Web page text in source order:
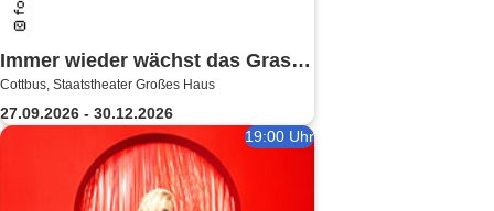
Immer wieder wächst das Gras -
Staatstheater Cottbus
Cottbus, Staatstheater Großes Haus
27.09.2026 - 30.12.2026
19:00 Uhr